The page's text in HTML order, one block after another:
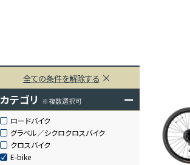
全ての条件を解除する
カテゴリ ※複数選択可 ー
ロードバイク
グラベル／シクロクロスバイク
クロスバイク
E-bike